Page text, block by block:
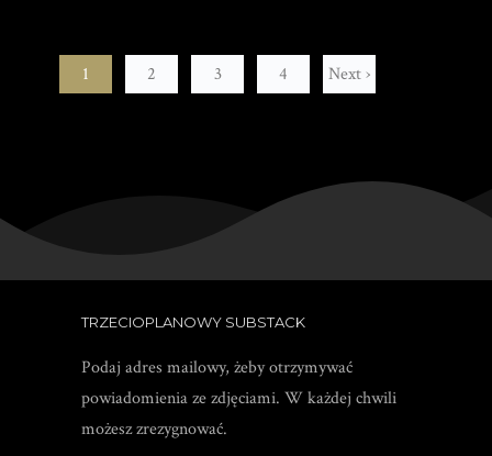
1 2 3 4 Next ›
TRZECIOPLANOWY SUBSTACK
Podaj adres mailowy, żeby otrzymywać
powiadomienia ze zdjęciami. W każdej chwili
możesz zrezygnować.